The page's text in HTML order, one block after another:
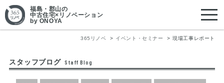
福島・郡山の
中古住宅×リノベーション
by ONOYA
365リノベ イベント・セミナー 現場工事レポート
スタッフブログ Staff Blog